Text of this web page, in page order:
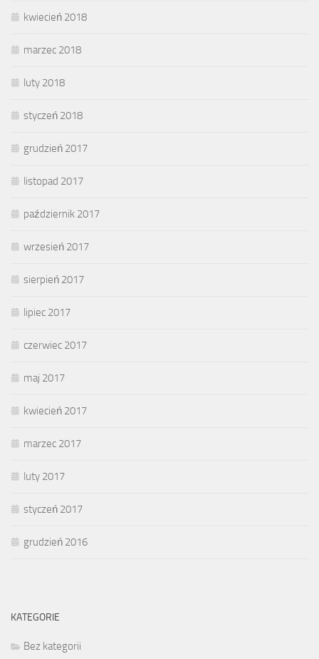
kwiecień 2018
marzec 2018
luty 2018
styczeń 2018
grudzień 2017
listopad 2017
październik 2017
wrzesień 2017
sierpień 2017
lipiec 2017
czerwiec 2017
maj 2017
kwiecień 2017
marzec 2017
luty 2017
styczeń 2017
grudzień 2016
KATEGORIE
Bez kategorii